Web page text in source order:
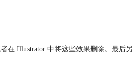
Illustrator 中将这些效果删除。最后另